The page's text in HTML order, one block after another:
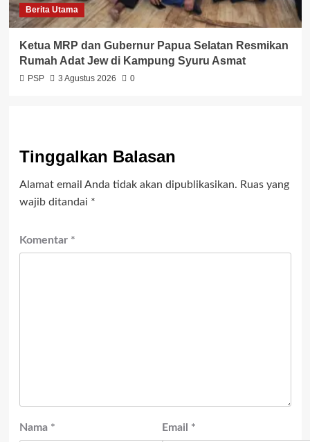
Berita Utama
Ketua MRP dan Gubernur Papua Selatan Resmikan
Rumah Adat Jew di Kampung Syuru Asmat
PSP 3 Agustus 2026 0
Tinggalkan Balasan
Alamat email Anda tidak akan dipublikasikan. Ruas yang
wajib ditandai *
Komentar *
Nama * Email *